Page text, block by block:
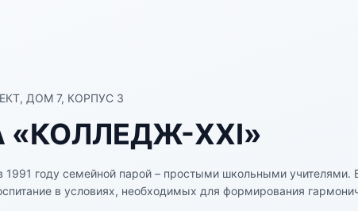
ДОМ 7, КОРПУС 3
XXI»
году семейной парой – простыми школьными учителями.
в условиях, необходимых для формирования